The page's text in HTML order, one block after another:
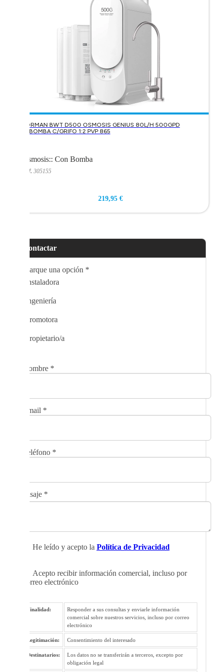
KORMAN BWT D500 OSMOSIS GENIUS 80L/H 500GPD
C/BOMBA C/GRIFO 1:2 PVP 865
Ósmosis:: Con Bomba
Ref. 305155
219,95 €
Contactar
Marque una opción *
Instaladora
Ingeniería
Promotora
Propietario/a
Nombre *
Email *
Teléfono *
Mensaje *
He leído y acepto la Política de Privacidad
Acepto recibir información comercial, incluso por
correo electrónico
Finalidad:
Responder a sus consultas y enviarle información
comercial sobre nuestros servicios, incluso por correo
electrónico
Legitimación: Consentimiento del interesado
Destinatarios:
Los datos no se transferirán a terceros, excepto por
obligación legal